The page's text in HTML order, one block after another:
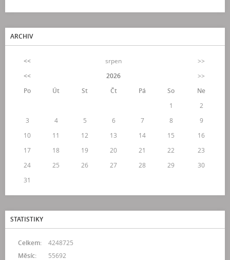
ARCHIV
<< srpen
>>
<<
2026
>>
Po
Út St Čt Pá So
Ne
1
2
3
4 5 6 7 8
9
10
11 12 13 14 15
16
17
18 19 20 21 22
23
24
25 26 27 28 29
30
31
STATISTIKY
Celkem:
4248725
Měsíc:
55692